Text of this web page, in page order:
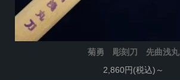
菊勇 彫刻刀 先曲浅丸
2,860円(税込)～